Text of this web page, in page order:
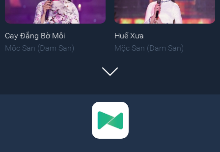
Cay Đắng Bờ Môi
Mộc San (Đam San)
Huế Xưa
Mộc San (Đam San)